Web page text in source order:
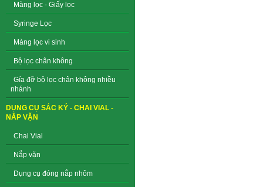
Màng lọc - Giấy lọc
Syringe Lọc
Màng lọc vi sinh
Bộ lọc chân không
Gía đỡ bộ lọc chân không nhiều
nhánh
DỤNG CỤ SẮC KÝ - CHAI VIAL -
NẮP VẶN
Chai Vial
Nắp vặn
Dụng cụ đóng nắp nhôm